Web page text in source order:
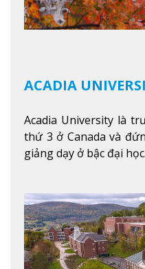
ACADIA
Acadia University là
thứ 3 ở Canada và
giảng dạy ở bậc đại học.